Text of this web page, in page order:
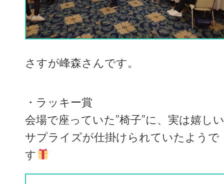
さすが峰森さんです。
・ラッキー賞
会場で座っていた”椅子”に、実は嬉しい
サプライズが仕掛けられていたようで
す